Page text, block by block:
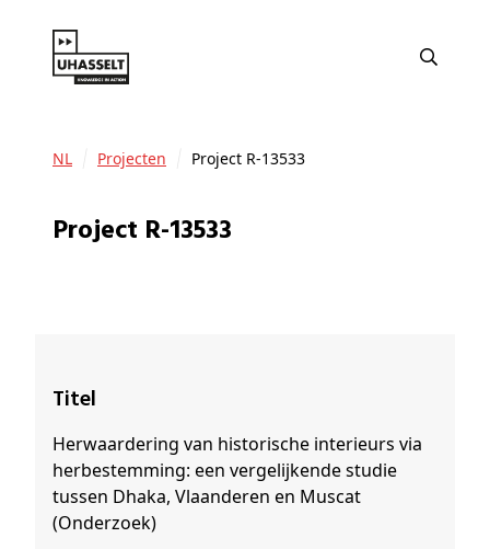
NL Projecten Project R-13533
Project R-13533
Titel
Herwaardering van historische interieurs via
herbestemming: een vergelijkende studie
tussen Dhaka, Vlaanderen en Muscat
(Onderzoek)